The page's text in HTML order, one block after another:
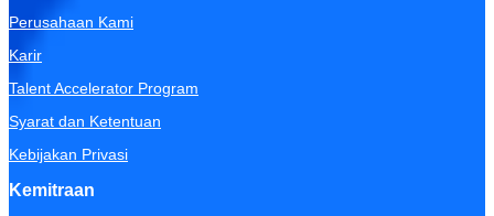
Perusahaan Kami
Karir
Talent Accelerator Program
Syarat dan Ketentuan
Kebijakan Privasi
Kemitraan